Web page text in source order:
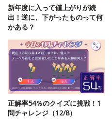
新年度に入って値上がりが続
出！逆に、下がったものって何
かある？
正解率54％のクイズに挑戦！1
問チャレンジ（12/8）